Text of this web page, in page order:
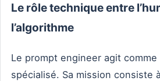
Le rôle technique entre
l’algorithme
Le prompt engineer agit
spécialisé. Sa mission consiste